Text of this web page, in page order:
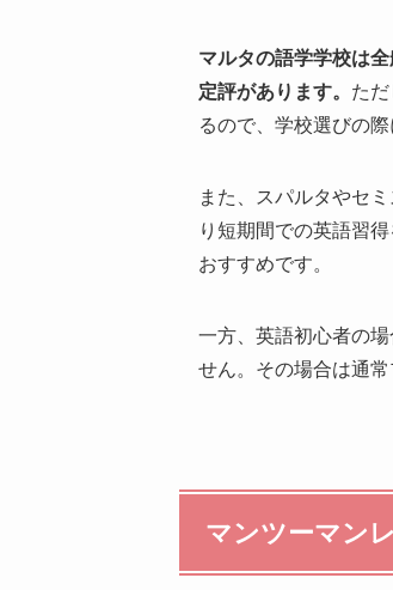
マルタの語学学校は
定評があります。 た
るので、学校選びの
また、スパルタやセ
り短期間での英語習
おすすめです。
一方、英語初心者の
せん。その場合は通
マンツーマン